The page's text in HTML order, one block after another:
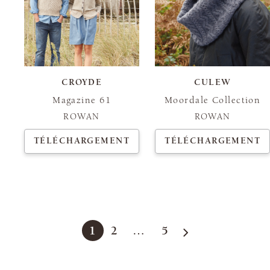
CROYDE
Magazine 61
ROWAN
TÉLÉCHARGEMENT
CULEW
Moordale Collection
ROWAN
TÉLÉCHARGEMENT
1 2 … 5 SUIVANT